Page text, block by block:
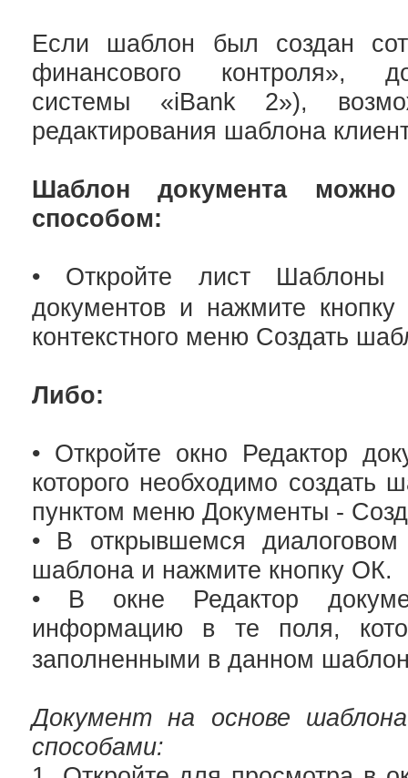
Если шаблон был создан
финансового контроля»,
системы «iBank 2»),
редактирования шаблона
Шаблон документа
способом:
• Откройте лист Шаблоны
документов и нажмите кнопку
контекстного меню Создать
Либо:
• Откройте окно Редактор
которого необходимо создать
пунктом меню Документы -
• В открывшемся диалоговом
шаблона и нажмите кнопку ОК.
• В окне Редактор
информацию в те поля,
заполненными в данном
Документ на основе
способами: